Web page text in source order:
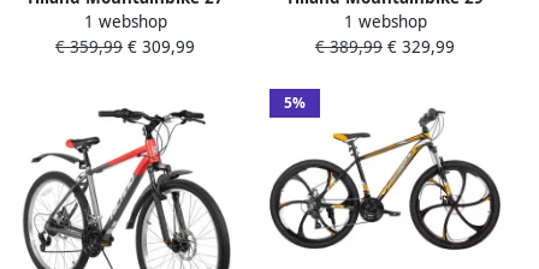
Inch 18 Versnellingen
Mechanische Schijfrem
1 webshop
€ 359,99 € 309,99
Inch 18 Versnellingen
Mechanische Schijfrem
1 webshop
€ 389,99 € 329,99
5%